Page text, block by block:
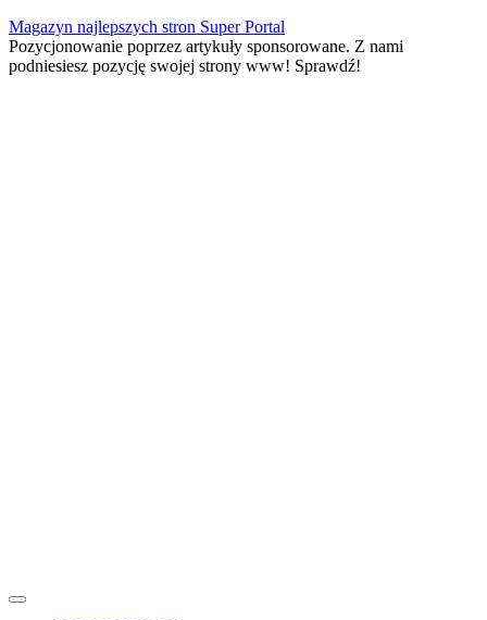
Skip
to
content
Magazyn najlepszych stron Super Portal
Pozycjonowanie poprzez artykuły sponsorowane. Z nami
podniesiesz pozycję swojej strony www! Sprawdź!
Menu